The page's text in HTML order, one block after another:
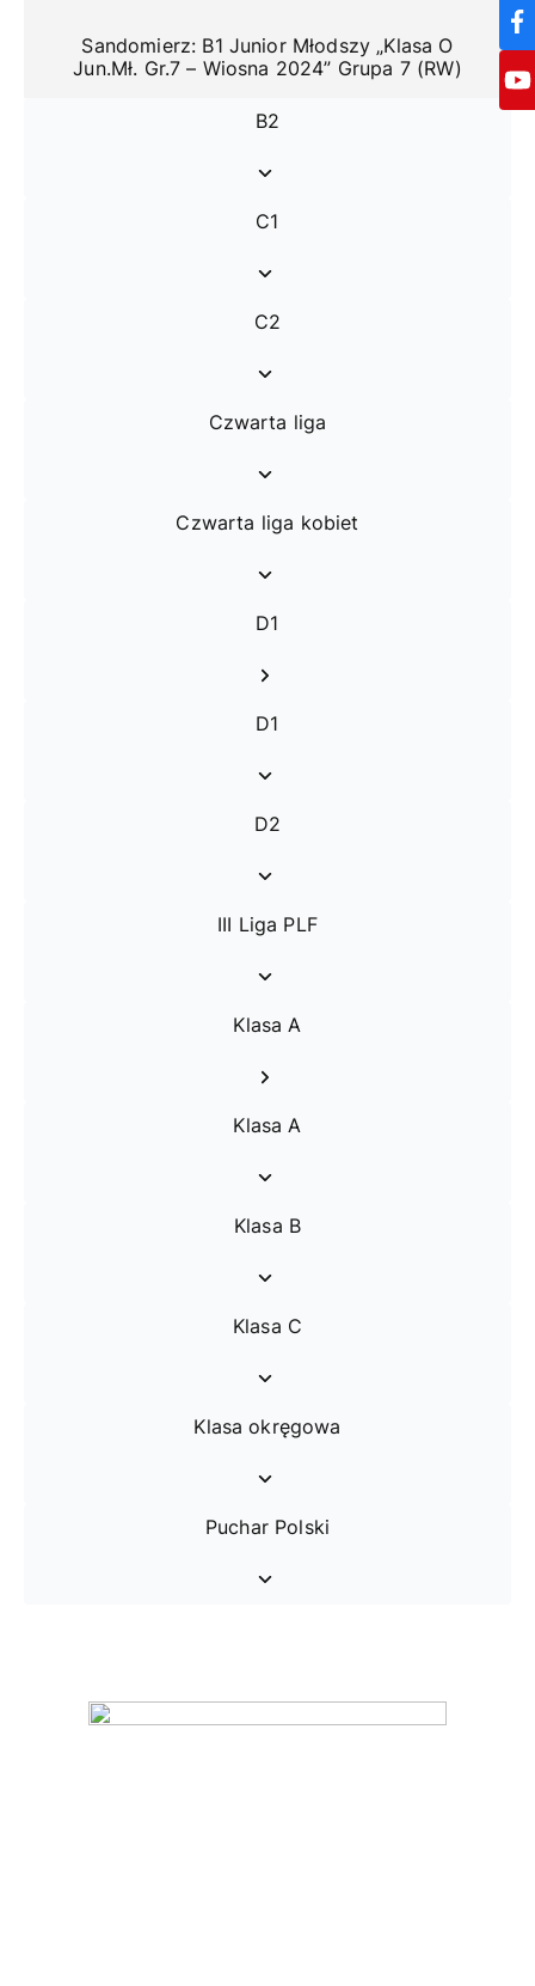
Sandomierz: B1 Junior Młodszy „Klasa O
Jun.Mł. Gr.7 – Wiosna 2024” Grupa 7 (RW)
B2
C1
C2
Czwarta liga
Czwarta liga kobiet
D1
D1
D2
III Liga PLF
Klasa A
Klasa A
Klasa B
Klasa C
Klasa okręgowa
Puchar Polski